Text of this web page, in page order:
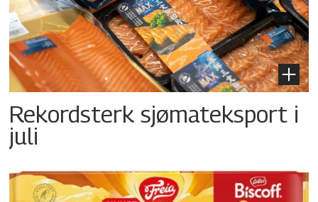
Rekordsterk sjømateksport i
juli